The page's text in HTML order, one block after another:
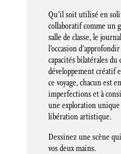
Qu’il soit utilisé en
collaboratif comme un
salle de classe, le
l’occasion
capacités bilatérales
développement créatif
ce voyage, chacun est
imperfections et à
une exploration unique
libération artistique.
Dessinez une scène
vos deux mains.